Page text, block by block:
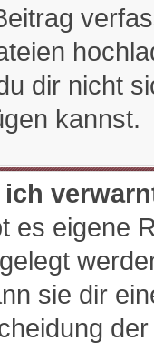
dir nicht
kannst.
ich
es eigene
sie dir